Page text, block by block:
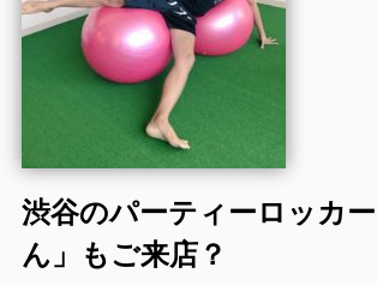
渋谷のパーティーロッカ
ん」もご来店？